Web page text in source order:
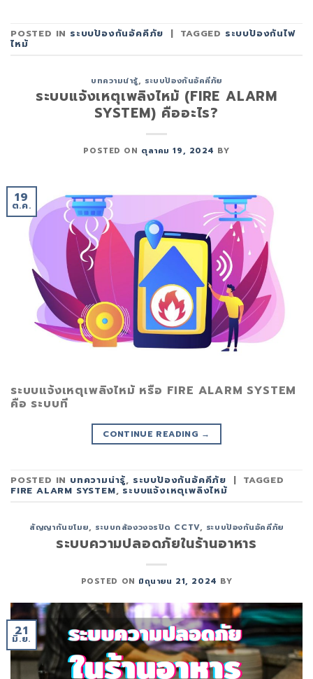
POSTED IN ระบบป้องกันอัคคีภัย | TAGGED ระบบป้องกันไฟ
ไหม้
บทความน่ารู้, ระบบป้องกันอัคคีภัย
ระบบแจ้งเหตุเพลิงไหม้ (FIRE ALARM
SYSTEM) คืออะไร?
POSTED ON ตุลาคม 19, 2024 BY
19
ต.ค.
ระบบแจ้งเหตุเพลิงไหม้ หรือ FIRE ALARM SYSTEM
คือ ระบบที
CONTINUE READING →
POSTED IN บทความน่ารู้, ระบบป้องกันอัคคีภัย | TAGGED
FIRE ALARM SYSTEM, ระบบแจ้งเหตุเพลิงไหม้
สัญญากันขโมย, ระบบกล้องวงจรปิด CCTV, ระบบป้องกันอัคคีภัย
ระบบความปลอดภัยในร้านอาหาร
POSTED ON มิถุนายน 21, 2024 BY
21
มิ.ย.